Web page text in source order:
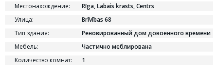
Местонахождение:
Rīga, Labais krasts, Centrs
Улица:
Brīvības 68
Тип здания:
Реновированный дом довоенного времени
Мебель:
Частично меблирована
Количество комнат:
1